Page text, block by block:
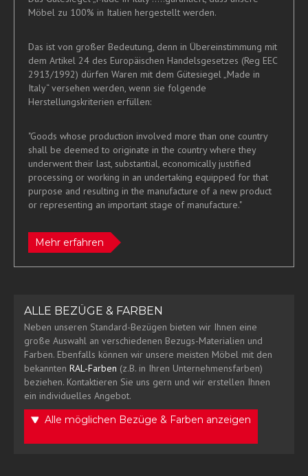
Möbel zu 100% in Italien hergestellt werden.
Das ist von großer Bedeutung, denn in Übereinstimmung mit
dem Artikel 24 des Europäischen Handelsgesetzes (Reg EEC
2913/1992) dürfen Waren mit dem Gütesiegel „Made in
Italy“ versehen werden, wenn sie folgende
Herstellungskriterien erfüllen:
"Goods whose production involved more than one country
shall be deemed to originate in the country where they
underwent their last, substantial, economically justified
processing or working in an undertaking equipped for that
purpose and resulting in the manufacture of a new product
or representing an important stage of manufacture."
Mehr erfahren
ALLE BEZÜGE & FARBEN
Neben unseren Standard-Bezügen bieten wir Ihnen eine
große Auswahl an verschiedenen Bezugs-Materialien und
Farben. Ebenfalls können wir unsere meisten Möbel mit den
bekannten RAL-Farben (z.B. in Ihren Unternehmensfarben)
beziehen. Kontaktieren Sie uns gern und wir erstellen Ihnen
ein individuelles Angebot.
Alle möglichen Bezüge & Farben anzeigen